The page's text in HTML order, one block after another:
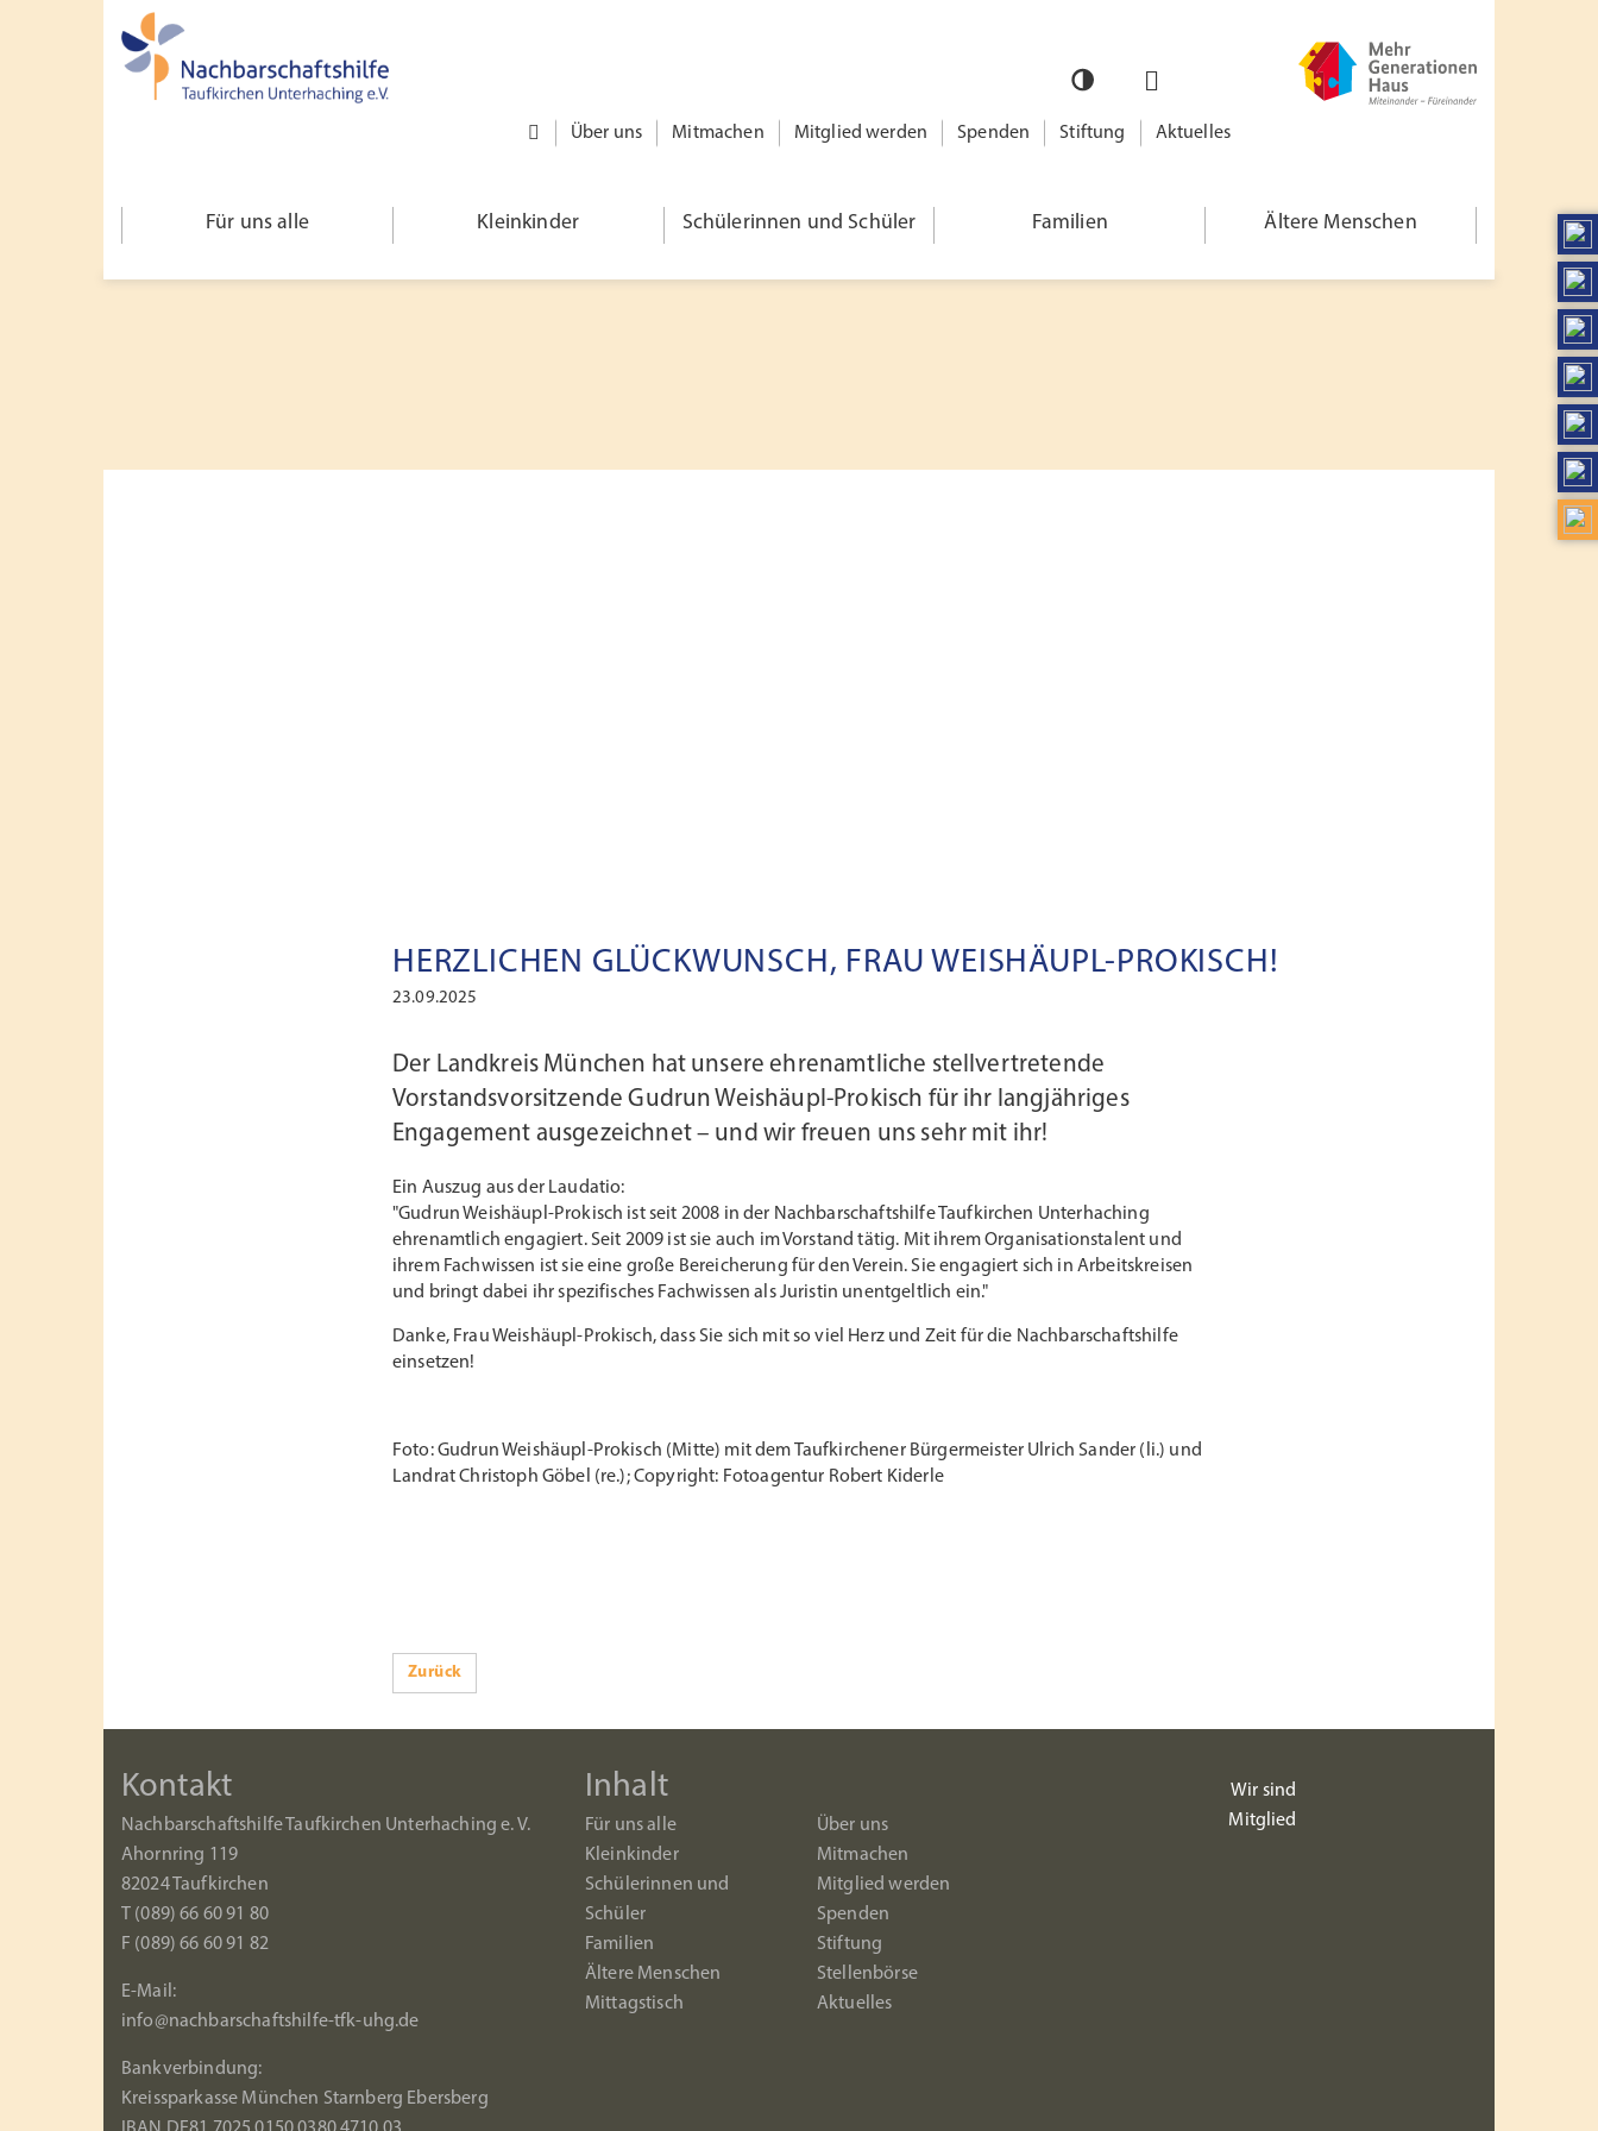
Über uns Mitmachen Mitglied werden Spenden Stiftung Aktuelles
Für uns alle Kleinkinder Schülerinnen und Schüler Familien Ältere Menschen
HERZLICHEN GLÜCKWUNSCH, FRAU WEISHÄUPL-PROKISCH!
23.09.2025
Der Landkreis München hat unsere ehrenamtliche stellvertretende
Vorstandsvorsitzende Gudrun Weishäupl-Prokisch für ihr langjähriges
Engagement ausgezeichnet – und wir freuen uns sehr mit ihr!
Ein Auszug aus der Laudatio:
"Gudrun Weishäupl-Prokisch ist seit 2008 in der Nachbarschaftshilfe Taufkirchen Unterhaching
ehrenamtlich engagiert. Seit 2009 ist sie auch im Vorstand tätig. Mit ihrem Organisationstalent und
ihrem Fachwissen ist sie eine große Bereicherung für den Verein. Sie engagiert sich in Arbeitskreisen
und bringt dabei ihr spezifisches Fachwissen als Juristin unentgeltlich ein."
Danke, Frau Weishäupl-Prokisch, dass Sie sich mit so viel Herz und Zeit für die Nachbarschaftshilfe
einsetzen!
Foto: Gudrun Weishäupl-Prokisch (Mitte) mit dem Taufkirchener Bürgermeister Ulrich Sander (li.) und
Landrat Christoph Göbel (re.); Copyright: Fotoagentur Robert Kiderle
Zurück
Kontakt
Nachbarschaftshilfe Taufkirchen Unterhaching e. V.
Ahornring 119
82024 Taufkirchen
T (089) 66 60 91 80
F (089) 66 60 91 82
E-Mail:
info@nachbarschaftshilfe-tfk-uhg.de
Bankverbindung:
Kreissparkasse München Starnberg Ebersberg
Inhalt
Für uns alle
Kleinkinder
Schülerinnen und
Schüler
Familien
Ältere Menschen
Mittagstisch
Über uns
Mitmachen
Mitglied werden
Spenden
Stiftung
Stellenbörse
Aktuelles
Wir sind
Mitglied